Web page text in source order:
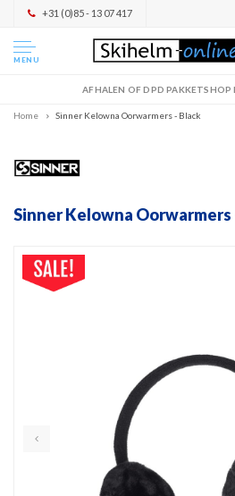
+31 (0)85 - 13 07 417
MENU
AFHALEN OF DPD PAKKETSHOP
Home Sinner Kelowna Oorwarmers - Black
Sinner Kelowna Oorwarmers